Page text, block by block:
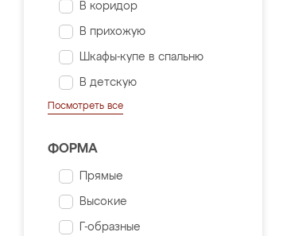
В коридор
В прихожую
Шкафы-купе в спальню
В детскую
Посмотреть все
ФОРМА
Прямые
Высокие
Г-образные